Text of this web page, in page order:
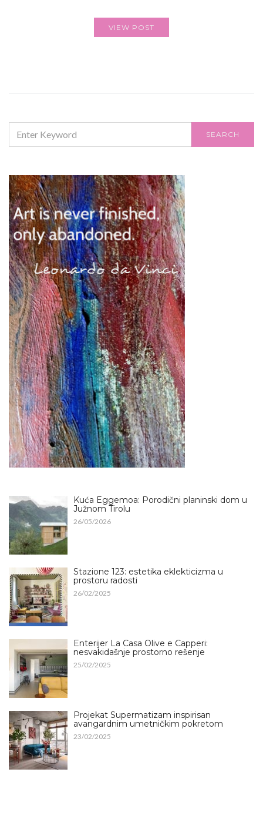
VIEW POST
FOR:
SEARCH
Kuća Eggemoa: Porodični planinski dom u
Južnom Tirolu
26/05/2026
Stazione 123: estetika eklekticizma u
prostoru radosti
26/02/2025
Enterijer La Casa Olive e Capperi:
nesvakidašnje prostorno rešenje
25/02/2025
Projekat Supermatizam inspirisan
avangardnim umetničkim pokretom
23/02/2025